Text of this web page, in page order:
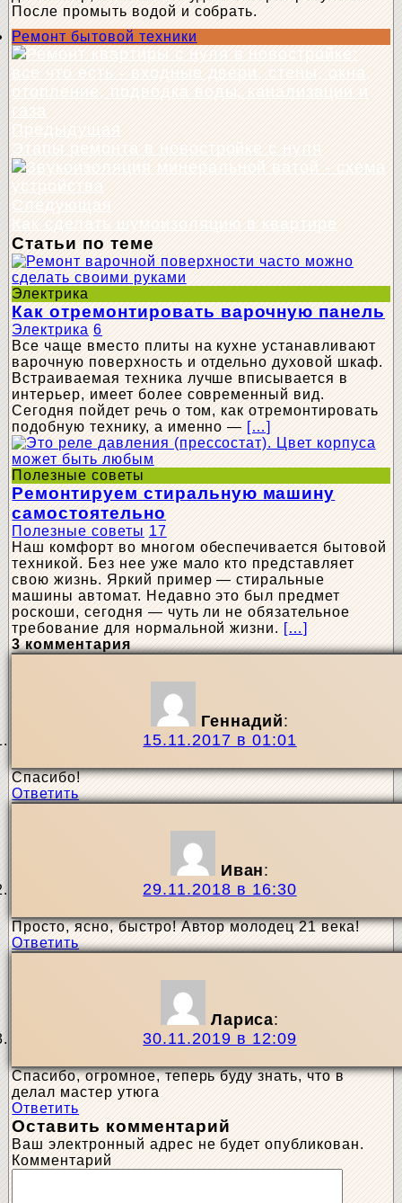
После промыть водой и собрать.
Ремонт бытовой техники
Предыдущая
Этапы ремонта в новостройке с нуля
Следующая
Как сделать шумоизоляцию в квартире
Статьи по теме
Электрика
Как отремонтировать варочную панель
Электрика 6
Все чаще вместо плиты на кухне устанавливают
варочную поверхность и отдельно духовой шкаф.
Встраиваемая техника лучше вписывается в
интерьер, имеет более современный вид.
Сегодня пойдет речь о том, как отремонтировать
подобную технику, а именно — […]
Полезные советы
Ремонтируем стиральную машину
самостоятельно
Полезные советы 17
Наш комфорт во многом обеспечивается бытовой
техникой. Без нее уже мало кто представляет
свою жизнь. Яркий пример — стиральные
машины автомат. Недавно это был предмет
роскоши, сегодня — чуть ли не обязательное
требование для нормальной жизни. […]
3 комментария
Геннадий:
15.11.2017 в 01:01
Спасибо!
Ответить
Иван:
29.11.2018 в 16:30
Просто, ясно, быстро! Автор молодец 21 века!
Ответить
Лариса:
30.11.2019 в 12:09
Спасибо, огромное, теперь буду знать, что в
делал мастер утюга
Ответить
Оставить комментарий
Ваш электронный адрес не будет опубликован.
Комментарий